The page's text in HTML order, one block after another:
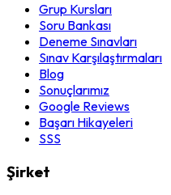
Grup Kursları
Soru Bankası
Deneme Sınavları
Sınav Karşılaştırmaları
Blog
Sonuçlarımız
Google Reviews
Başarı Hikayeleri
SSS
Şirket